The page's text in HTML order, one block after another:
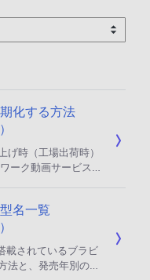
化する方法
時（工場出荷時）
ーク動画サービスや
ておきたい場合 本
コン操作できない）
しないときの初期化
名一覧
されているブラビ
法と、発売年別のシ